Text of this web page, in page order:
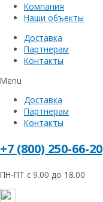
Компания
Наши объекты
Доставка
Партнерам
Контакты
Menu
Доставка
Партнерам
Контакты
+7 (800) 250-66-20
ПН-ПТ с 9.00 до 18.00